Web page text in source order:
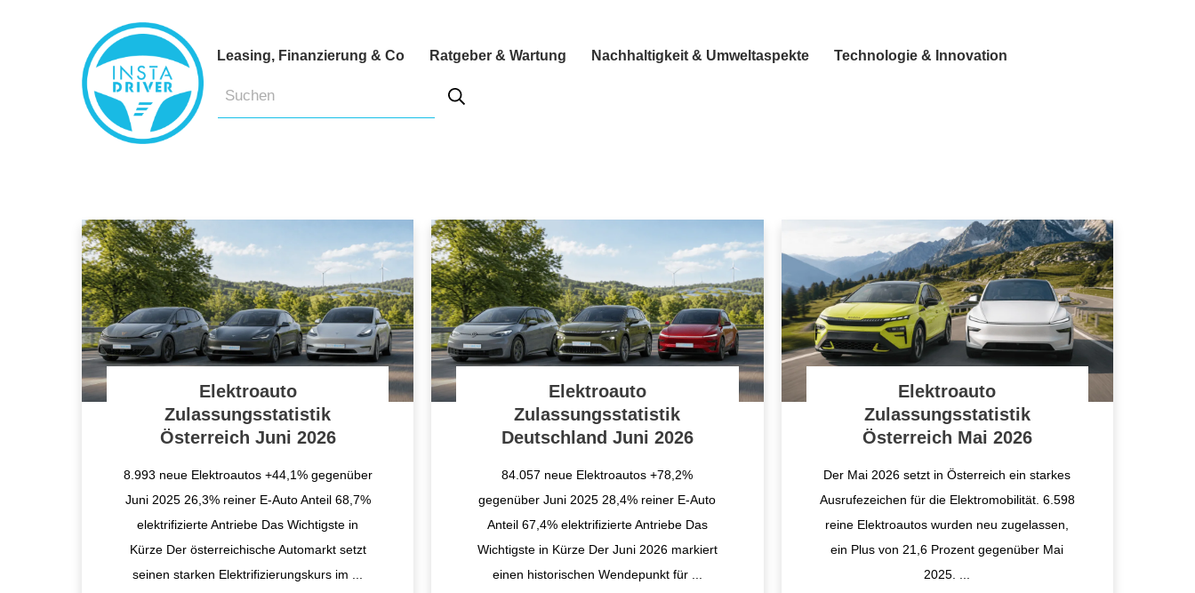
Leasing, Finanzierung & Co Ratgeber & Wartung Nachhaltigkeit & Umweltaspekte Technologie & Innovation
Elektroauto
Zulassungsstatistik
Österreich Juni 2026
8.993 neue Elektroautos +44,1% gegenüber
Juni 2025 26,3% reiner E-Auto Anteil 68,7%
elektrifizierte Antriebe Das Wichtigste in
Kürze Der österreichische Automarkt setzt
seinen starken Elektrifizierungskurs im
Elektroauto
Zulassungsstatistik
Deutschland Juni 2026
84.057 neue Elektroautos +78,2%
gegenüber Juni 2025 28,4% reiner E-Auto
Anteil 67,4% elektrifizierte Antriebe Das
Wichtigste in Kürze Der Juni 2026 markiert
einen historischen Wendepunkt für
Elektroauto
Zulassungsstatistik
Österreich Mai 2026
Der Mai 2026 setzt in Österreich ein starkes
Ausrufezeichen für die Elektromobilität. 6.598
reine Elektroautos wurden neu zugelassen,
ein Plus von 21,6 Prozent gegenüber Mai
2025.